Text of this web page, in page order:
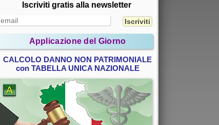
Iscriviti gratis alla newsletter
Applicazione del Giorno
CALCOLO DANNO NON PATRIMONIALE
con TABELLA UNICA NAZIONALE